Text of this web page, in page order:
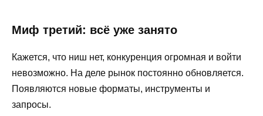
Миф третий: всё уже занято
Кажется, что ниш нет, конкуренция огромная и войти
невозможно. На деле рынок постоянно обновляется.
Появляются новые форматы, инструменты и
запросы.